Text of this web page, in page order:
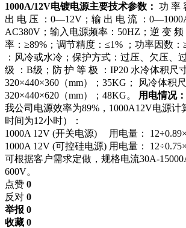
1000A/12V电镀电源主要技术参数： 功 率
出 电 压 ：0—12V；输 出 电 流 ：
AC380V；输入电源频率：50HZ；逆 变
率：≥89%；调节精度：≤1% ；功率因数：
：风冷或水冷；保护方式：过压、欠压、
级 ：B级；防 护 等 极 ：IP20 水冷体积尺
320×440×360（mm）；35KG； 风冷体积
320×440×620（mm）；48KG。
用电情况：
我公司电源效率为89%，1000A12V电源计
时间为12小时）：
1000A 12V (开关电源) 用电量：
1000A 12V (可控硅电源) 用电量：
可根据客户需求定做，规格电流30A-
600V。
点赞 0
反对 0
举报 0
收藏 0